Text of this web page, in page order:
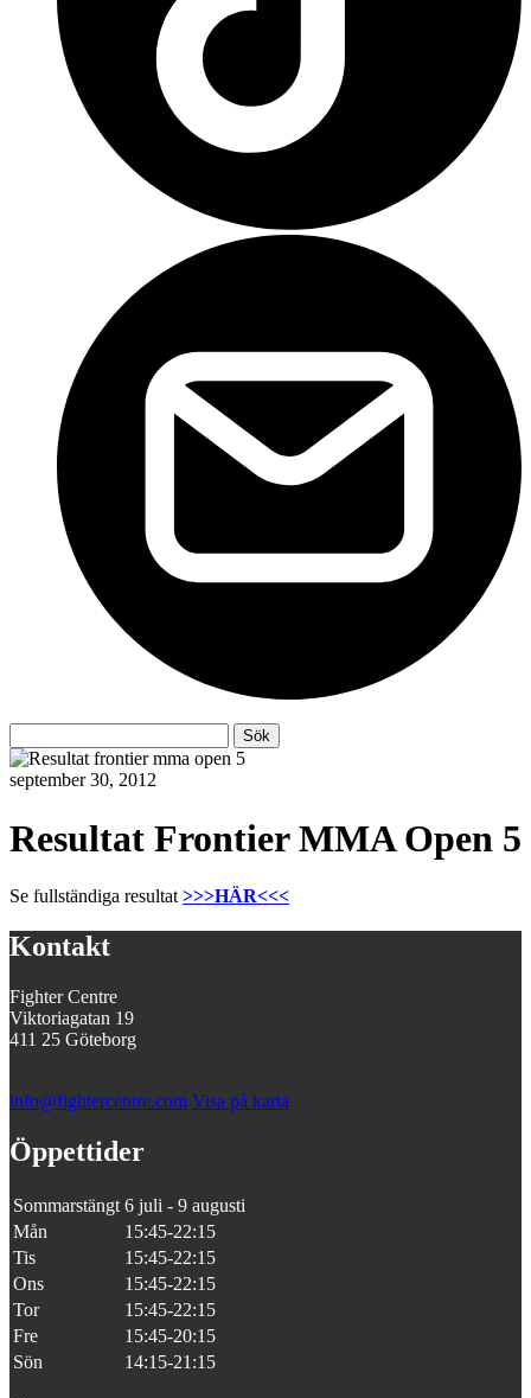
efter:
Sök
september 30, 2012
Resultat Frontier MMA Open 5
Se fullständiga resultat >>>HÄR<<<
Kontakt
Fighter Centre
Viktoriagatan 19
411 25 Göteborg
info@fightercentre.com Visa på karta
Öppettider
Sommarstängt 6 juli - 9 augusti
Mån
15:45-22:15
Tis
15:45-22:15
Ons
15:45-22:15
Tor
15:45-22:15
Fre
15:45-20:15
Sön
14:15-21:15